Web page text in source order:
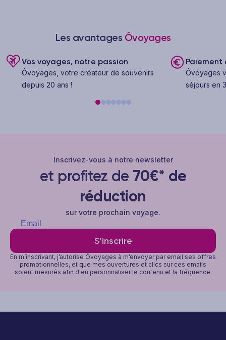
Les avantages Ôvoyages
Vos voyages, notre passion
Ôvoyages, votre créateur de souvenirs
depuis 20 ans !
Paiement
Ôvoyages
séjours en
Inscrivez-vous à notre newsletter
et profitez de 70€* de
réduction
sur votre prochain voyage.
S’inscrire
En m’inscrivant, j’autorise Ôvoyages à m’envoyer par email ses offres
promotionnelles, et que mes ouvertures et clics sur ces emails
soient mesurés afin d'en personnaliser le contenu et la fréquence.